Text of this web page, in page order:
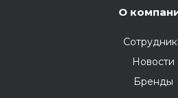
О
Новости
Бренды